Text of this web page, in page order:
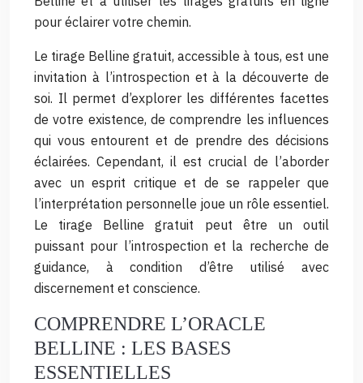
pour éclairer votre chemin.
Le tirage Belline gratuit, accessible à tous, est une
invitation à l’introspection et à la découverte de
soi. Il permet d’explorer les différentes facettes
de votre existence, de comprendre les influences
qui vous entourent et de prendre des décisions
éclairées. Cependant, il est crucial de l’aborder
avec un esprit critique et de se rappeler que
l’interprétation personnelle joue un rôle essentiel.
Le tirage Belline gratuit peut être un outil
puissant pour l’introspection et la recherche de
guidance, à condition d’être utilisé avec
discernement et conscience.
COMPRENDRE L’ORACLE
BELLINE : LES BASES
ESSENTIELLES